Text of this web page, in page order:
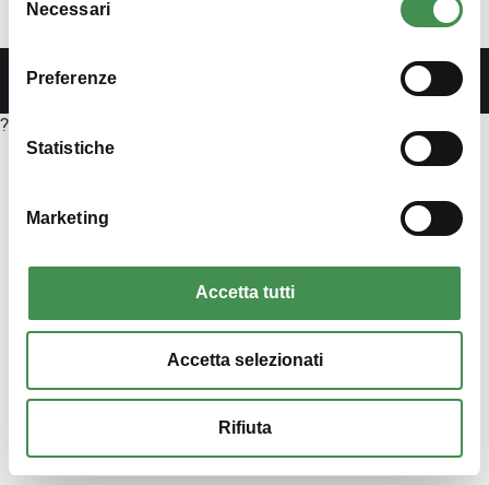
delNecessari
Preferenze
Statistiche
Marketing
Accetta tutti
Accetta selezionati
Rifiuta
33/2013 (testo in…
?>